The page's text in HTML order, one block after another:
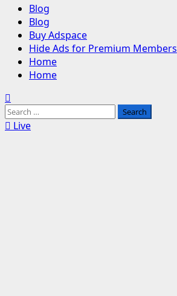
Primary
Menu
Blog
Blog
Buy Adspace
Hide Ads for Premium Members
Home
Home
Search
for:Live